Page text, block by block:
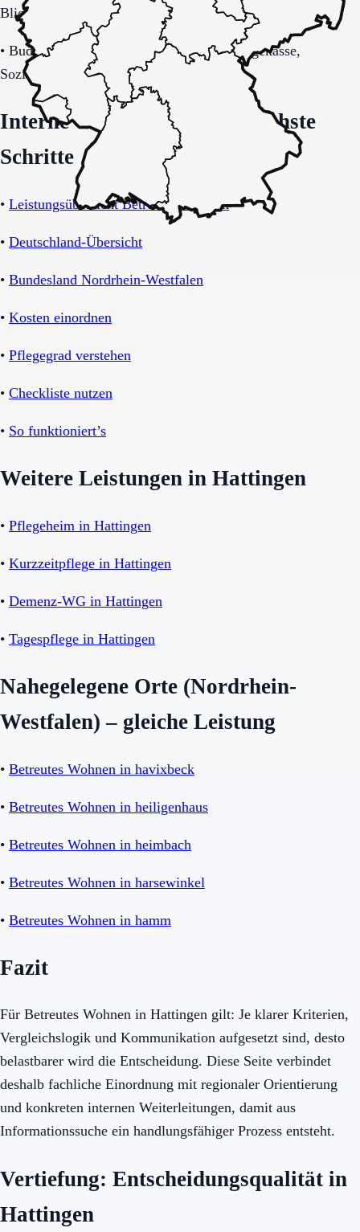
Blick auf Sicherheitsaspekte.
• Budget-/Kostenträgerrahmen (privat, Pflegekasse,
Sozialhilfe möglich).
Interne Orientierung und nächste
Schritte
• Leistungsübersicht Betreutes Wohnen
• Deutschland-Übersicht
• Bundesland Nordrhein-Westfalen
• Kosten einordnen
• Pflegegrad verstehen
• Checkliste nutzen
• So funktioniert’s
Weitere Leistungen in Hattingen
• Pflegeheim in Hattingen
• Kurzzeitpflege in Hattingen
• Demenz-WG in Hattingen
• Tagespflege in Hattingen
Nahegelegene Orte (Nordrhein-
Westfalen) – gleiche Leistung
• Betreutes Wohnen in havixbeck
• Betreutes Wohnen in heiligenhaus
• Betreutes Wohnen in heimbach
• Betreutes Wohnen in harsewinkel
• Betreutes Wohnen in hamm
Fazit
Für Betreutes Wohnen in Hattingen gilt: Je klarer Kriterien,
Vergleichslogik und Kommunikation aufgesetzt sind, desto
belastbarer wird die Entscheidung. Diese Seite verbindet
deshalb fachliche Einordnung mit regionaler Orientierung
und konkreten internen Weiterleitungen, damit aus
Informationssuche ein handlungsfähiger Prozess entsteht.
Vertiefung: Entscheidungsqualität in
Hattingen